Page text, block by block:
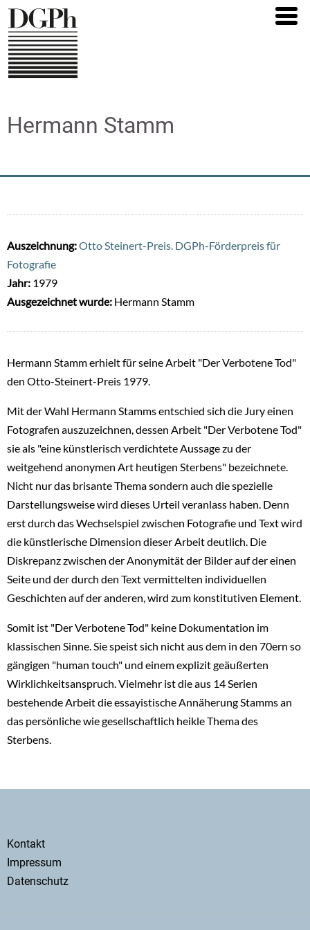
Direkt
zum
Inhalt
Hermann Stamm
Auszeichnung:Otto Steinert-Preis. DGPh-Förderpreis für
Fotografie
Jahr: 1979
Ausgezeichnet wurde: Hermann Stamm
Hermann Stamm erhielt für seine Arbeit "Der Verbotene Tod"
den Otto-Steinert-Preis 1979.
Mit der Wahl Hermann Stamms entschied sich die Jury einen
Fotografen auszuzeichnen, dessen Arbeit "Der Verbotene Tod"
sie als "eine künstlerisch verdichtete Aussage zu der
weitgehend anonymen Art heutigen Sterbens" bezeichnete.
Nicht nur das brisante Thema sondern auch die spezielle
Darstellungsweise wird dieses Urteil veranlass haben. Denn
erst durch das Wechselspiel zwischen Fotografie und Text wird
die künstlerische Dimension dieser Arbeit deutlich. Die
Diskrepanz zwischen der Anonymität der Bilder auf der einen
Seite und der durch den Text vermittelten individuellen
Geschichten auf der anderen, wird zum konstitutiven Element.
Somit ist "Der Verbotene Tod" keine Dokumentation im
klassischen Sinne. Sie speist sich nicht aus dem in den 70ern so
gängigen "human touch" und einem explizit geäußerten
Wirklichkeitsanspruch. Vielmehr ist die aus 14 Serien
bestehende Arbeit die essayistische Annäherung Stamms an
das persönliche wie gesellschaftlich heikle Thema des
Sterbens.
Secondary
menu
Kontakt
Impressum
Datenschutz